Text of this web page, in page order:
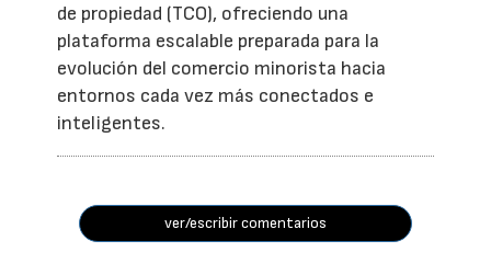
de propiedad (TCO), ofreciendo una
plataforma escalable preparada para la
evolución del comercio minorista hacia
entornos cada vez más conectados e
inteligentes.
ver/escribir comentarios